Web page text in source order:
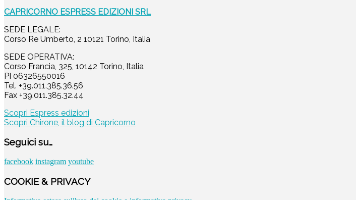
CAPRICORNO ESPRESS EDIZIONI SRL
SEDE LEGALE:
Corso Re Umberto, 2 10121 Torino, Italia
SEDE OPERATIVA:
Corso Francia, 325, 10142 Torino, Italia
PI 06326550016
Tel. +39.011.385.36.56
Fax +39.011.385.32.44
Scopri Espress edizioni
Scopri Chirone, il blog di Capricorno
Seguici su…
facebook instagram youtube
COOKIE & PRIVACY